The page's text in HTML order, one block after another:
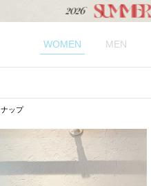
WOMEN MEN
ップ